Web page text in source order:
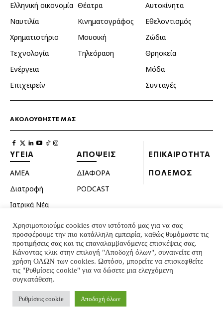
Ελληνική οικονομία
Ναυτιλία
Χρηματιστήριο
Τεχνολογία
Ενέργεια
Επιχειρείν
Θέατρα
Κινηματογράφος
Μουσική
Τηλεόραση
Αυτοκίνητα
Εθελοντισμός
Ζώδια
Θρησκεία
Μόδα
Συνταγές
ΑΚΟΛΟΥΘΗΣΤΕ ΜΑΣ
ΥΓΕΙΑ
ΑΜΕΑ
Διατροφή
Ιατρικά Νέα
Κατοικίδια
Ομορφιά
Σεξουαλική ζωή
Ψυχολογία
ΑΠΟΨΕΙΣ
ΔΙΑΦΟΡΑ
PODCAST
ΕΠΙΚΑΙΡΟΤΗΤΑ
ΠΟΛΕΜΟΣ
© INTERNATIONAL INFO 2024 - ALL RIGHTS RESERVED
Χρησιμοποιούμε cookies στον ιστότοπό μας για να σας
προσφέρουμε την πιο κατάλληλη εμπειρία, καθώς θυμόμαστε τις
προτιμήσεις σας και τις επαναλαμβανόμενες επισκέψεις σας.
Κάνοντας κλικ στην επιλογή "Αποδοχή όλων", συναινείτε στη
χρήση ΟΛΩΝ των cookies. Ωστόσο, μπορείτε να επισκεφθείτε
τις "Ρυθμίσεις cookie" για να δώσετε μια ελεγχόμενη
συγκατάθεση.
Ρυθμίσεις cookie Αποδοχή όλων